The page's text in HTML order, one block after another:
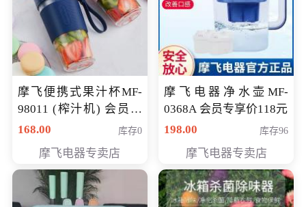
摩飞便携式果汁杯MF-
98011 (榨汁机) 会员专
享价138元
168.00 库存0
摩飞电器专卖店
摩飞电器净水壶MF-
0368A 会员专享价118元
198.00
库存96
摩飞电器专卖店